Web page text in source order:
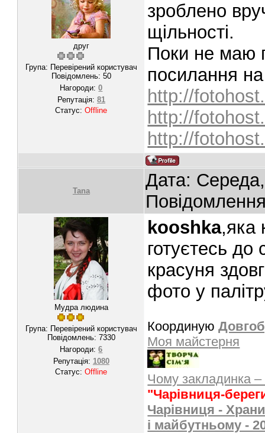
друг
Група: Перевірений користувач
Повідомлень: 50
Нагороди:0
Репутація: 81
Статус:Offline
зроблено
щільності.
Поки не маю
посилання
http://
http://
http://
Tana
Дата:
Мудра людина
Група: Перевірений користувач
Повідомлень: 7330
Нагороди:6
Репутація: 1080
Статус:Offline
kooshka,яка
готуєтесь до
красуня
фото у
Координую
Моя майстерня
Чому закладинка
"Чарівниця-
Чарівниця -
і майбутньому -